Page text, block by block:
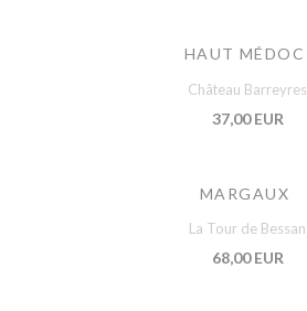
HAUT MÉDOC
Château Barreyres
37,00 EUR
MARGAUX
La Tour de Bessan
68,00 EUR